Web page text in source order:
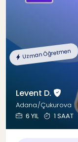
Uzman Öğretmen
Levent D.
Adana/Çukurova
6 YIL
1 SAAT